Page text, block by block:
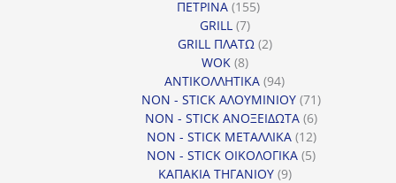
ΠΕΤΡΙΝΑ 155155
GRILL 77
προϊόντα
GRILL ΠΛΑΤΩ 22
WOK 88
προϊόντα
ΑΝΤΙΚΟΛΛΗΤΙΚΑ 9494
προϊόντα
NON - STICK ΑΛΟΥΜΙΝΙΟΥ 7171
προϊόντα
NON - STICK ΑΝΟΞΕΙΔΩΤΑ 66
προϊόντα
NON - STICK ΜΕΤΑΛΛΙΚΑ 1212
προϊόντα
NON - STICK ΟΙΚΟΛΟΓΙΚΑ 55
ΚΑΠΑΚΙΑ ΤΗΓΑΝΙΟΥ 99